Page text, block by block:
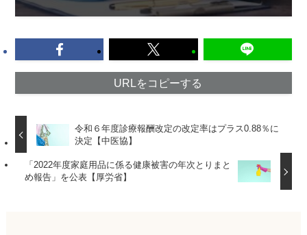
URLをコピーする
令和６年度診療報酬改定の改定率はプラス0.88％に
決定【中医協】
「2022年度家庭用品に係る健康被害の年次とりまと
め報告」を公表【厚労省】